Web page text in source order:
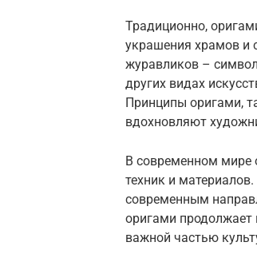
Традиционно,
украшения храмов и
журавликов –
других видах
Принципы оригами,
вдохновляют
В современном мире
техник и
современным
оригами продолжает
важной частью